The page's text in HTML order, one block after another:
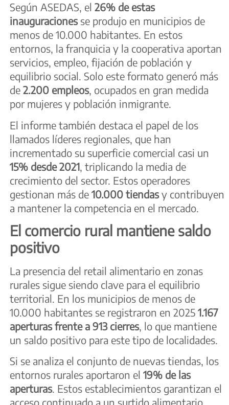
Según ASEDAS, el 26% de estas
inauguracionesse produjo en municipios de
menos de 10.000 habitantes. En estos
entornos, la franquicia y la cooperativa aportan
servicios, empleo, fijación de población y
equilibrio social. Solo este formato generó más
de 2.200 empleos, ocupados en gran medida
por mujeres y población inmigrante.
El informe también destaca el papel de los
llamados líderes regionales, que han
incrementado su superficie comercial casi un
15% desde 2021 , triplicando la media de
crecimiento del sector. Estos operadores
gestionan más de 10.000 tiendasy contribuyen
a mantener la competencia en el mercado.
El comercio rural mantiene saldo
positivo
La presencia del retail alimentario en zonas
rurales sigue siendo clave para el equilibrio
territorial. En los municipios de menos de
10.000 habitantes se registraron en 2025 1.167
aperturas frente a 913 cierres, lo que mantiene
un saldo positivo para este tipo de localidades.
Si se analiza el conjunto de nuevas tiendas, los
entornos rurales aportaron el 19% de las
aperturas. Estos establecimientos garantizan el
acceso continuado a un surtido alimentario